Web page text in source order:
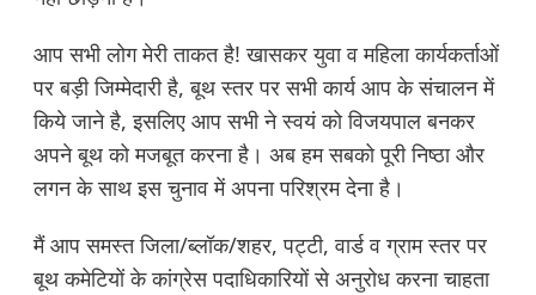
आप सभी लोग मेरी ताकत है! खासकर युवा व महिला कार्यकर्ताओं
पर बड़ी जिम्मेदारी है, बूथ स्तर पर सभी कार्य आप के संचालन में
किये जाने है, इसलिए आप सभी ने स्वयं को विजयपाल बनकर
अपने बूथ को मजबूत करना है। अब हम सबको पूरी निष्ठा और
लगन के साथ इस चुनाव में अपना परिश्रम देना है।
मैं आप समस्त जिला/ब्लॉक/शहर, पट्टी, वार्ड व ग्राम स्तर पर
बूथ कमेटियों के कांग्रेस पदाधिकारियों से अनुरोध करना चाहता